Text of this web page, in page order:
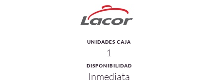
UNIDADES CAJA
1
DISPONIBILIDAD
Inmediata